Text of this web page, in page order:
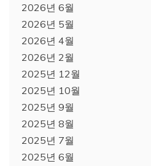
2026년 6월
2026년 5월
2026년 4월
2026년 2월
2025년 12월
2025년 10월
2025년 9월
2025년 8월
2025년 7월
2025년 6월